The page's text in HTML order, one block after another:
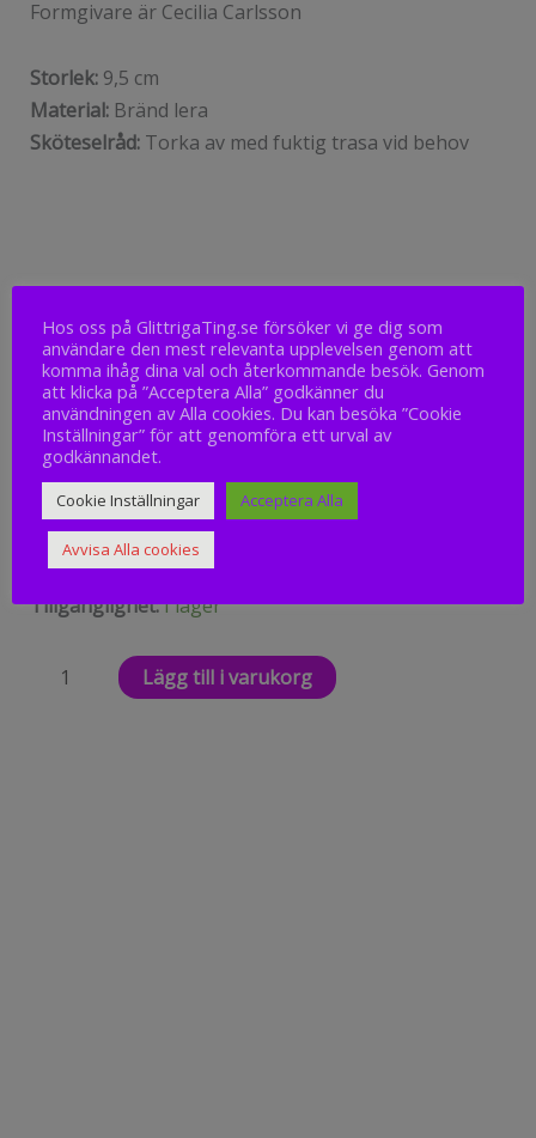
Formgivare är Cecilia Carlsson
Storlek: 9,5 cm
Material: Bränd lera
Sköteselråd: Torka av med fuktig trasa vid behov
249kr
Tillgänglighet:I lager
Älgen
Ljuslykta
Lägg till i varukorg
Hos oss på GlittrigaTing.se försöker vi ge dig som
användare den mest relevanta upplevelsen genom att
komma ihåg dina val och återkommande besök. Genom
att klicka på ”Acceptera Alla” godkänner du
användningen av Alla cookies. Du kan besöka ”Cookie
Inställningar” för att genomföra ett urval av
godkännandet.
Cookie Inställningar Acceptera Alla
Avvisa Alla cookies